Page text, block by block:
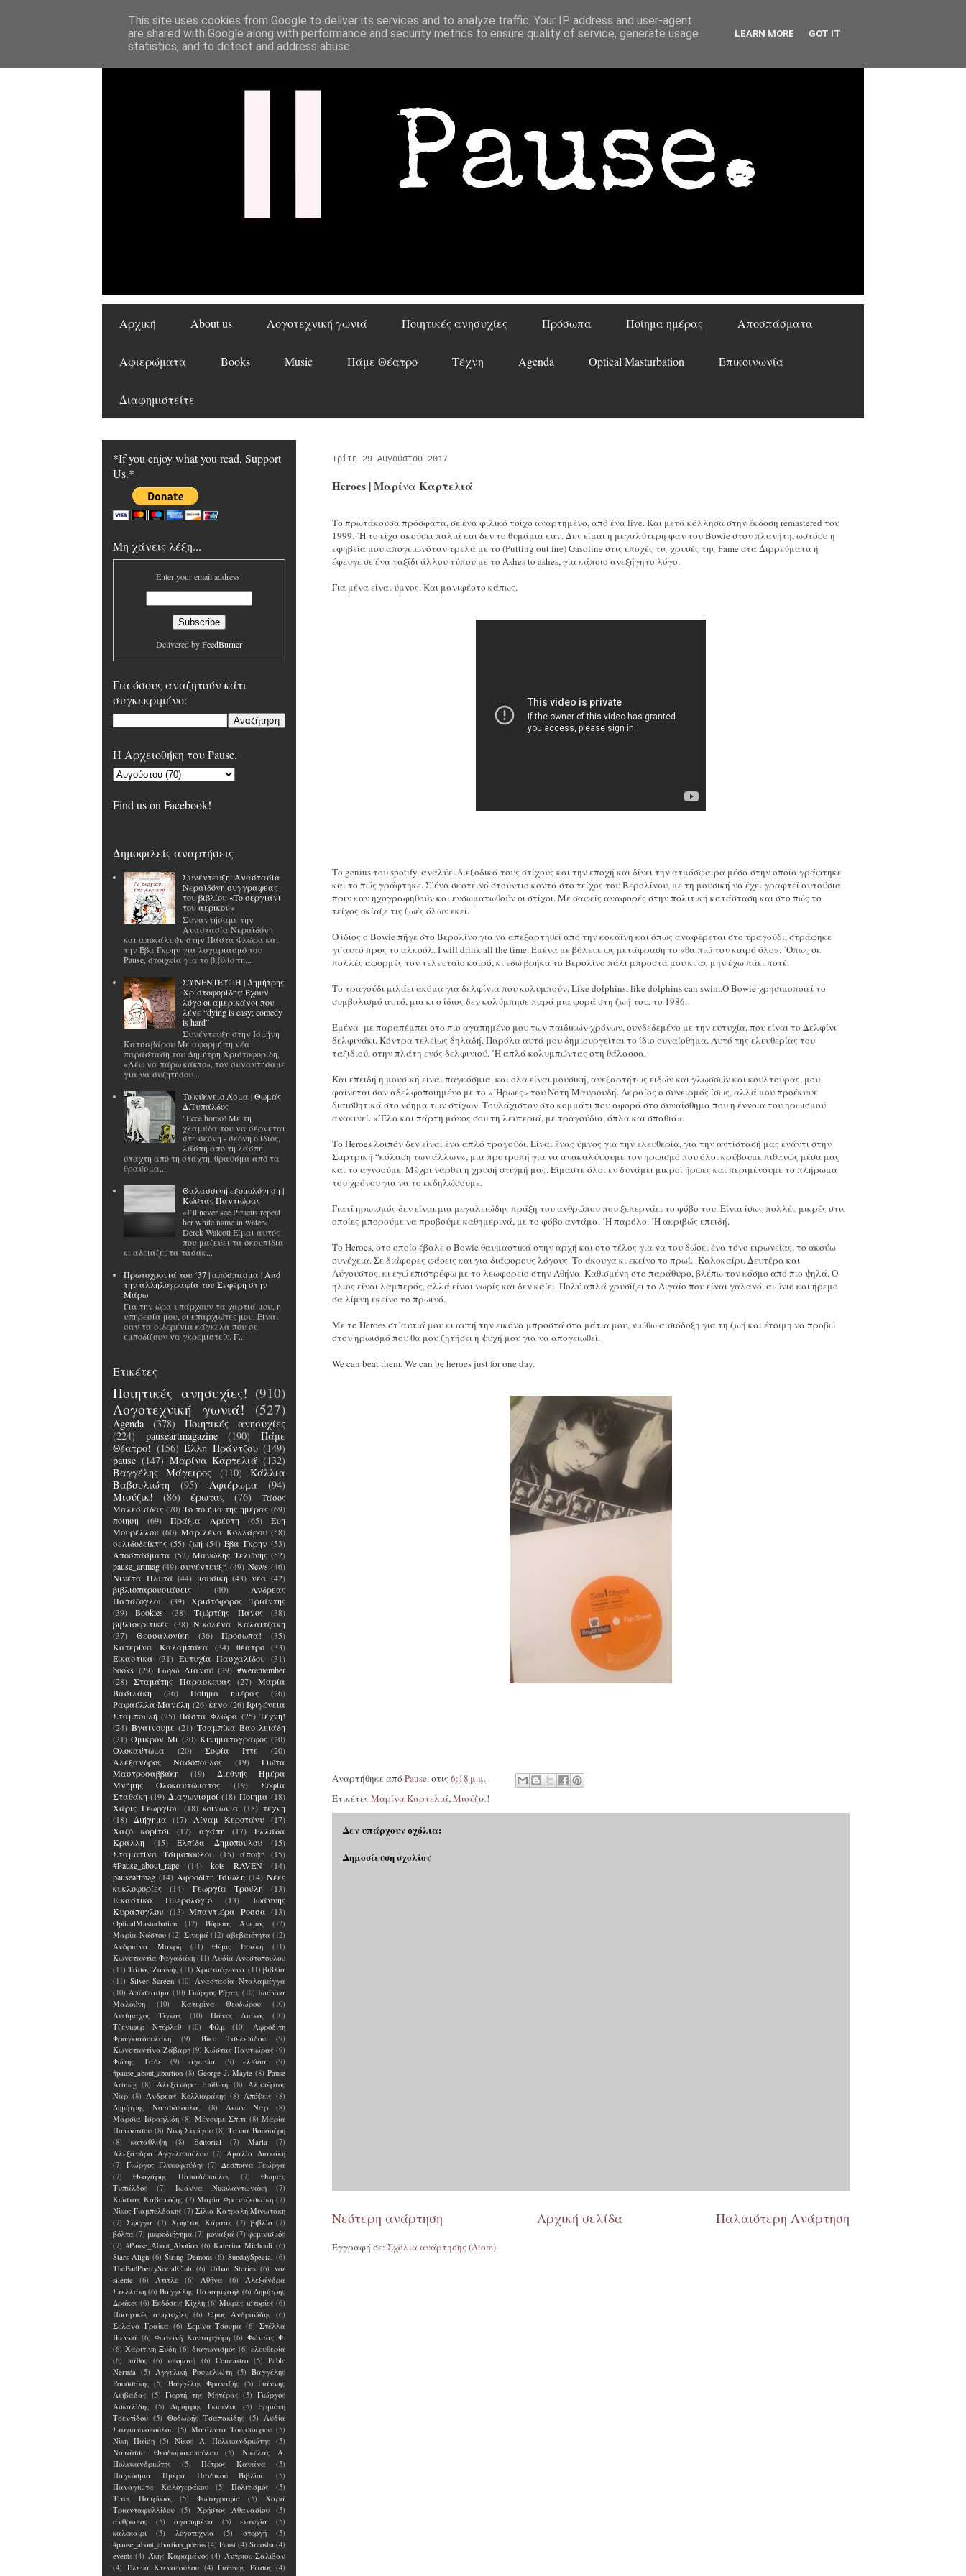
Αρχική About us Λογοτεχνική γωνιά Ποιητικές ανησυχίες Πρόσωπα Ποίημα ημέρας Αποσπάσματα
Αφιερώματα Books Music Πάμε Θέατρο Τέχνη Agenda Optical Masturbation Επικοινωνία
Διαφημιστείτε
Τρίτη 29 Αυγούστου 2017
Heroes | Μαρίνα Καρτελιά
Το πρωτάκουσα πρόσφατα, σε ένα φιλικό τοίχο αναρτημένο, από ένα live. Και μετά κόλλησα στην έκδοση remastered του
1999. ΄Η το είχα ακούσει παλιά και δεν το θυμάμαι καν. Δεν είμαι η μεγαλύτερη φαν του Bowie στον πλανήτη, ωστόσο η
εφηβεία μου απογειωνόταν τρελά με το (Putting out fire) Gasoline στις εποχές τις χρυσές της Fame στα Διρρεύματα ή
έφευγε σε ένα ταξίδι άλλου τύπου με το Ashes to ashes, για κάποιο ανεξήγητο λόγο.
Για μένα είναι ύμνος. Και μανιφέστο κάπως.
Το genius του spotify, αναλύει διεξοδικά τους στίχους και την εποχή και δίνει την ατμόσφαιρα μέσα στην οποία γράφτηκε
και το πώς γράφτηκε. Σ΄ένα σκοτεινό στούντιο κοντά στο τείχος του Βερολίνου, με τη μουσική να έχει γραφτεί αυτούσια
πριν καν ηχογραφηθούν και ενσωματωθούν οι στίχοι. Με σαφείς αναφορές στην πολιτική κατάσταση και στο πώς το
τείχος σκίαζε τις ζωές όλων εκεί.
Ο ίδιος ο Bowie πήγε στο Βερολίνο για να απεξαρτηθεί από την κοκαϊνη και όπως αναφέρεται στο τραγούδι, στράφηκε
γι΄αυτό προς το αλκοόλ. I will drink all the time. Εμένα με βόλευε ως μετάφραση το «θα πιώ τον καιρό όλο». ΄Όπως σε
πολλές αφορμές τον τελευταίο καιρό, κι εδώ βρήκα το Βερολίνο πάλι μπροστά μου κι ας μην έχω πάει ποτέ.
Το τραγούδι μιλάει ακόμα για δελφίνια που κολυμπούν. Like dolphins, like dolphins can swim.Ο Bowie χρησιμοποιεί το
συμβολισμό αυτό, μια κι ο ίδιος δεν κολύμπησε παρά μια φορά στη ζωή του, το 1986.
Εμένα με παραπέμπει στο πιο αγαπημένο μου των παιδικών χρόνων, συνδεδεμένο με την ευτυχία, που είναι το Δελφίνι-
δελφινάκι. Κόντρα τελείως δηλαδή. Παρόλα αυτά μου δημιουργείται το ίδιο συναίσθημα. Αυτό της ελευθερίας του
ταξιδιού, στην πλάτη ενός δελφινιού. ΄Η απλά κολυμπώντας στη θάλασσα.
Και επειδή η μουσική είναι παγκόσμια, και όλα είναι μουσική, ανεξαρτήτως ειδών και γλωσσών και κουλτούρας, μου
φαίνεται σαν αδελφοποιημένο με το «΄Ηρωες» του Νότη Μαυρουδή. Ακραίος ο συνειρμός ίσως, αλλά μου προέκυψε
διαισθητικά στο νόημα των στίχων. Τουλάχιστον στο κομμάτι που αφορά στο συναίσθημα που η έννοια του ηρωισμού
ανακινεί. «΄Ελα και πάρτη μόνος σου τη λευτεριά, με τραγούδια, όπλα και σπαθιά».
Το Heroes λοιπόν δεν είναι ένα απλό τραγούδι. Είναι ένας ύμνος για την ελευθερία, για την αντίστασή μας ενάντι στην
Σαρτρική “κόλαση των άλλων», μια προτροπή για να ανακαλύψουμε τον ηρωισμό που όλοι κρύβουμε πιθανώς μέσα μας
και το αγνοούμε. Μέχρι νάρθει η χρυσή στιγμή μας. Είμαστε όλοι εν δυνάμει μικροί ήρωες και περιμένουμε το πλήρωμα
του χρόνου για να το εκδηλώσουμε.
Γιατί ηρωισμός δεν είναι μια μεγαλειώδης πράξη του ανθρώπου που ξεπερνάει το φόβο του. Είναι ίσως πολλές μικρές στις
οποίες μπορούμε να προβούμε καθημερινά, με το φόβο αντάμα. ΄Η παρόλο. ΄Η ακριβώς επειδή.
Το Heroes, στο οποίο έβαλε ο Bowie θαυμαστικά στην αρχή και στο τέλος για να του δώσει ένα τόνο ειρωνείας, το ακούω
συνέχεια. Σε διάφορες φάσεις και για διάφορους λόγους. Το άκουγα κι εκείνο το πρωί. Καλοκαίρι. Δευτέρα και
Αύγουστος, κι εγώ επιστρέφω με το λεωφορείο στην Αθήνα. Καθισμένη στο παράθυρο, βλέπω τον κόσμο από πιο ψηλά. Ο
ήλιος είναι λαμπερός, αλλά είναι νωρίς και δεν καίει. Πολύ απλά χρυσίζει το Αιγαίο που είναι γαλανό, αιώνιο και ήρεμο
σα λίμνη εκείνο το πρωινό.
Με το Heroes στ΄αυτιά μου κι αυτή την εικόνα μπροστά στα μάτια μου, νιώθω αισιόδοξη για τη ζωή και έτοιμη να προβώ
στον ηρωισμό που θα μου ζητήσει η ψυχή μου για να απογειωθεί.
We can beat them. We can be heroes just for one day.
Αναρτήθηκε από Pause.στις 6:18 μ.μ.
Ετικέτες Μαρίνα Καρτελιά,Μιούζικ!
Δεν υπάρχουν σχόλια:
Δημοσίευση σχολίου
Νεότερη ανάρτηση Παλαιότερη Ανάρτηση
Αρχική σελίδα
Εγγραφή σε: Σχόλια ανάρτησης (Atom)
*If you enjoy what you read, Support
Us.*
Μη χάνεις λέξη...
Enter your email address:
Delivered byFeedBurner
Για όσους αναζητούν κάτι
συγκεκριμένο:
H Αρχειοθήκη του Pause.
Find us on Facebook!
Δημοφιλείς αναρτήσεις
Συνέντευξη: Αναστασία
Νεραϊδόνη συγγραφέας
του βιβλίου «Το σεργιάνι
του αερικού»
Συναντήσαμε την
Αναστασία Νεραϊδόνη
και αποκάλυψε στην Πάστα Φλώρα και
την Έβα Γκρην για λογαριασμό του
Pause, στοιχεία για το βιβλίο τη...
ΣΥΝΕΝΤΕΥΞΗ | Δημήτρης
Χριστοφορίδης: Έχουν
λόγο οι αμερικάνοι που
λένε “dying is easy; comedy
is hard”
Συνέντευξη στην Ισμήνη
Κατσαβάρου Με αφορμή τη νέα
παράσταση του Δημήτρη Χριστοφορίδη,
«Λέω να πάρω κάκτο», τον συναντήσαμε
για να συζητήσου...
Το κύκνειο Άσμα | Θωμάς
Δ.Τυπάλδος
"Ecce homo! Με τη
χλαμύδα του να σέρνεται
στη σκόνη - σκόνη ο ίδιος,
λάσπη από τη λάσπη,
στάχτη από τη στάχτη, θραύσμα από τα
θραύσμα...
Θαλασσινή εξομολόγηση |
Κώστας Παντιώρας
«I’ll never see Piraeus repeat
her white name in water»
Derek Walcott Είμαι αυτός
που μαζεύει τα σκουπίδια
κι αδειάζει τα τασάκ...
Πρωτοχρονιά του ‘37 | απόσπασμα | Από
την αλληλογραφία του Σεφέρη στην
Μάρω
Για την ώρα υπάρχουν τα χαρτιά μου, η
υπηρεσία μου, οι επαρχιώτες μου. Είναι
σαν τα σιδερένια κάγκελα που σε
εμποδίζουν να γκρεμιστείς. Γ...
Ετικέτες
Ποιητικές ανησυχίες! (910)
Λογοτεχνική γωνιά!
(527)
Agenda (378)
Ποιητικές ανησυχίες
(224)
pauseartmagazine (190)
Πάμε
Θέατρο! (156) Έλλη Πράντζου (149)
pause (147) Μαρίνα Καρτελιά (132)
Βαγγέλης Μάγειρος
(110)
Κάλλια
Βαβουλιώτη
(95) Αφιέρωμα
(94)
Μιούζικ!
(86) έρωτας (76)
Τάσος
Μαλεσιάδας (70) Το ποιήμα της ημέρας (69)
ποίηση
(69) Πράξια Αρέστη (65)
Εύη
Μουρέλλου (60) Μαριλένα Κολλάρου (58)
σελιδοδείκτης (55) ζωή (54) Έβα Γκρην (53)
Αποσπάσματα (52) Μανώλης Τελώνης (52)
pause_artmag (49) συνέντευξη (49) News (46)
Νινέτα Πλυτά (44) μουσική (43) νέα (42)
βιβλιοπαρουσιάσεις
(40)
Ανδρέας
Παπάζογλου
(39)
Χριστόφορος Τριάντης
(39)
Bookies (38) Τζώρτζης Πάνος
(38)
βιβλιοκριτικές (38) Νικολένα Καλαϊτζάκη
(37)
Θεσσαλονίκη (36) Πρόσωπα!
(35)
Κατερίνα Καλαμπάκα
(34) θέατρο (33)
Εικαστικά (31) Ευτυχία Πασχαλίδου (31)
books (29) Γωγώ Λιανού (29) #weremember
(28) Σταμάτης Παρασκευάς (27) Μαρία
Βασιλάκη
(26) Ποίημα ημέρας
(26)
Ραφαέλλα Μανέλη (26) κενό (26) Ιφιγένεια
Σταμπουλή (25) Πάστα Φλώρα (25) Τέχνη!
(24) Βγαίνουμε (21) Τσαμπίκα Βασιλειάδη
(21) Όμικρον Μι (20) Κινηματογράφος (20)
Ολοκαύτωμα
(20) Σοφία Ιττέ
(20)
Αλέξανδρος Νασόπουλος
(19)
Γιώτα
Μαστροσαββάκη
(19)
Διεθνής Ημέρα
Μνήμης Ολοκαυτώματος
(19)
Σοφία
Σταθάκη (19) Διαγωνισμοί (18) Ποίημα (18)
Χάρις Γεωργίου (18) κοινωνία (18) τέχνη
(18)
Διήγημα (17) Λίναμ Κεροτάνυ (17)
Χαζό κορίτσι
(17) αγάπη (17)
Ελλάδα
Κράλλη
(15) Ελπίδα Δημοπούλου
(15)
Σταματίνα Τσιμοπούλου (15) άποψη (15)
#Pause_about_rape
(14) kots RAVEN
(14)
pauseartmag (14) Αφροδίτη Τσιώλη (14) Νέες
κυκλοφορίες
(14) Γεωργία Τρούλη
(13)
Εικαστικό Ημερολόγιο
(13)
Ιωάννης
Κυράπογλου (13) Μπαντιέρα Ροσσα (13)
OpticalMasturbation (12) Βόρειος Άνεμος
(12)
Μαρία Νάστου (12) Σινεμά (12) αβεβαιότητα (12)
Ανδριάνα Μακρή
(11) Θέμις Ιππέκη
(11)
Κωνσταντία Φαγαδάκη (11) Λυδία Ανεστοπούλου
(11) Τάσος Ζαννής (11) Χριστούγεννα (11) βιβλία
(11) Silver Screen (10) Αναστασία Νταλαμάγγα
(10) Απόσπασμα (10) Γιώργος Ρήγας (10) Ιωάννα
Μαλούνη
(10) Κατερίνα Θεοδώρου
(10)
Λυσίμαχος Τίγκας
(10) Πάνος Λιάκος
(10)
Τζένιφερ Ντέρλεθ
(10) Φιλμ (10)
Αφροδίτη
Φραγκιαδουλάκη
(9) Βίκυ Τσελεπίδου
(9)
Κωνσταντίνα Ζάβαρη (9) Κώστας Παντιώρας (9)
Φώτης Τάδε
(9) αγωνία (9) ελπίδα
(9)
#pause_about_abortion (8) George J. Mayte (8) Pause
Artmag (8) Αλεξάνδρα Επίθετη (8) Αλμπέρτος
Ναρ (8) Ανδρέας Κολλιαράκης (8) Απόψεις (8)
Δημήτρης Νατσιόπουλος
(8) Λεων Ναρ
(8)
Μάρσια Ισραηλίδη (8) Μένουμε Σπίτι (8) Μαρία
Πανούτσου (8) Νίκη Συρίγου (8) Τάνια Βουδούρη
(8)
κατάθλιψη (8) Editorial (7) Marla
(7)
Αλεξάνδρα Αγγελοπούλου (7) Αμαλία Διακάκη
(7) Γιώργος Γλυκοφρύδης (7) Δέσποινα Γεώργα
(7)
Θεοχάρης Παπαδόπουλος (7)
Θωμάς
Τυπάλδος
(7) Ιωάννα Νικολαντωνάκη
(7)
Κώστας Καβανόζης (7) Μαρία Φραντζεσκάκη (7)
Νίκος Γιαμπολδάκης (7) Σίλια Κατραλή Μινωτάκη
(7) Σφίγγα (7) Χρήστος Κάρτας (7) βιβλίο (7)
βόλτα (7) μικροδιήγημα (7) μοναξιά (7) φεμινισμός
(7) #Pause_About_Abotion (6) Katerina Michouli (6)
Stars Align (6) String Demons (6) SundaySpecial (6)
TheBadPoetrySocialClub (6) Urban Stories (6) voz
silente
(6) Άτιτλο (6) Αθήνα (6)
Αλεξάνδρα
Στελλάκη (6) Βαγγέλης Παπαμιχαήλ (6) Δημήτρης
Δράκος (6) Εκδόσεις Κίχλη (6) Μικρές ιστορίες (6)
Ποιτητικές ανησυχίες (6) Σίμος Ανδρονίδης (6)
Σελάνα Γραίκα (6) Σεμίνα Τσούμα (6) Στέλλα
Βιεννά (6) Φωτεινή Κονταργύρη (6) Φώντας Φ.
(6) Χαριτίνη Ξύδη (6) διαγωνισμός (6) ελευθερία
(6)
πάθος (6) υπομονή (6) Comrastro (5) Pablo
Neruda (5) Αγγελική Ρουμελιώτη (5) Βαγγέλης
Ρουσσάκης (5) Βαγγέλης Φραντζής (5) Γιάννης
Λειβαδάς (5) Γιορτή της Μητέρας (5) Γιώργος
Ασκαλίδης
(5) Δημήτρης Γκιούλος (5)
Ερμιόνη
Τσεντίδου (5) Θοδωρής Τσαπακίδης (5) Λυδία
Στογιαννοπούλου (5) Ματίλντα Τούμπουρου (5)
Νίκη Παΐση (5) Νίκος Α. Πολυκανδριώτης
(5)
Νατάσσα Θεοδωρακοπούλου
(5)
Νικόλας Α.
Πολυκανδριώτης
(5) Πέτρος Κανάνα
(5)
Παγκόσμια Ημέρα Παιδικού Βιβλίου
(5)
Παναγιώτα Καλογεράκου
(5) Πολιτισμός
(5)
Τίτος Πατρίκιος
(5) Φωτογραφία (5)
Χαρά
Τριανταφυλλίδου
(5) Χρήστος Αθανασίου
(5)
άνθρωπος
(5) αγαπημένα (5) ευτυχία
(5)
καλοκαίρι
(5) λογοτεχνία (5) στοργή
(5)
#pause_about_abortion_poems (4) Faust (4) Sraosha (4)
events (4) Άκης Καραμάνος (4) Άντριου Σάλιβαν
(4) Έλενα Kτενοπούλου (4) Γιάννης Ρίτσος (4)
This site uses cookies from Google to deliver its services and to analyze traffic. Your IP address and user-agent
are shared with Google along with performance and security metrics to ensure quality of service, generate usage
statistics, and to detect and address abuse.
LEARN MORE GOT IT